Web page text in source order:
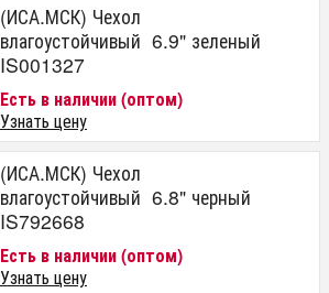
(ИСА.МСК) Чехол
влагоустойчивый 6.9" зеленый
IS001327
Есть в наличии (оптом)
Узнать цену
(ИСА.МСК) Чехол
влагоустойчивый 6.8" черный
IS792668
Есть в наличии (оптом)
Узнать цену